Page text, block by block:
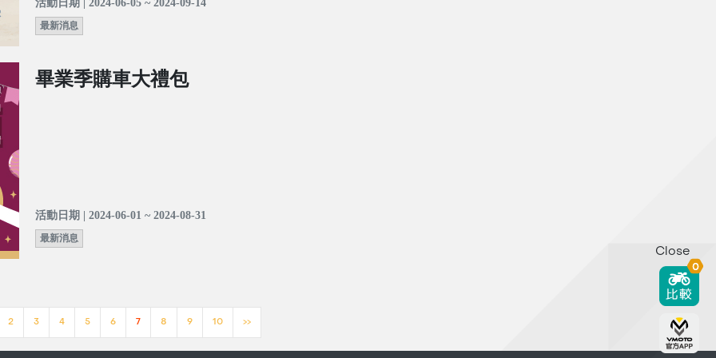
活動日期 | 2024-06-05 ~ 2024-09-14
最新消息
畢業季購車大禮包
活動日期 | 2024-06-01 ~ 2024-08-31
最新消息
2 3 4 5 6 7 8 9 10 >>
Close
0